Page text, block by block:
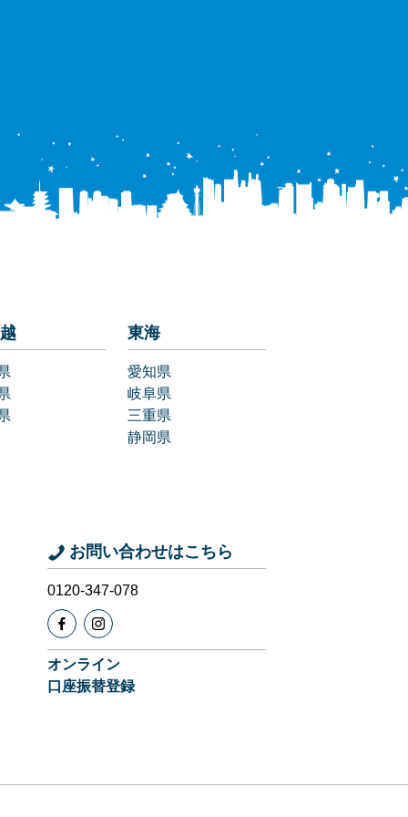
東海
愛知県
岐阜県
三重県
静岡県
お問い合わせはこちら
0120-347-078
オンライン
口座振替登録